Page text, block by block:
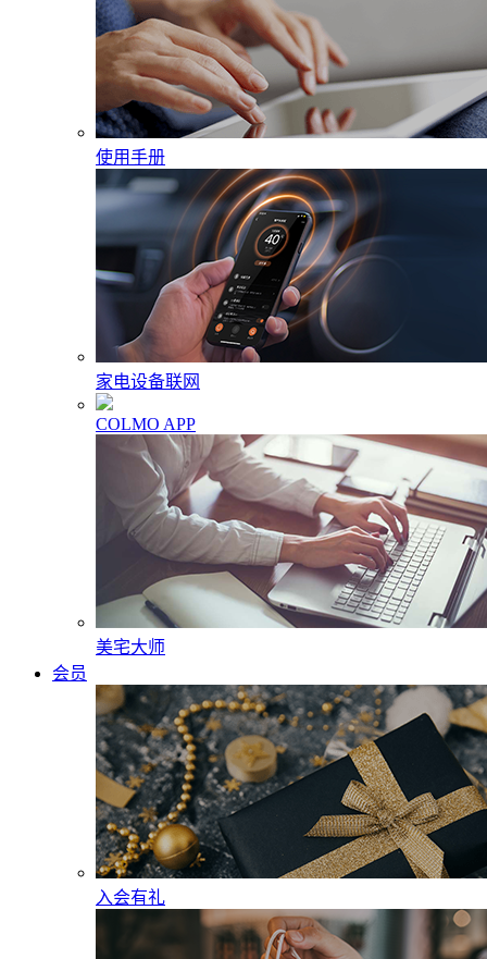
使用手册
家电设备联网
COLMO APP
美宅大师
会员
入会有礼